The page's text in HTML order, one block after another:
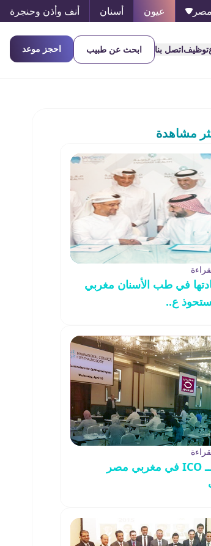
مصر عيون أسنان أنف وأذن وحنجرة
توظيفاتصل بنا ابحث عن طبيب احجز موعد
مشاهدة
في طب الأسنان مغربي
ع..
امتحان الــ ICO في مغربي مصر